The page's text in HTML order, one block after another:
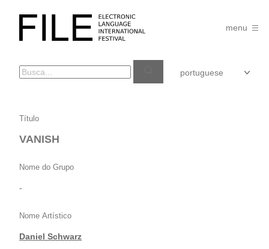
FILE
FESTIVAL
menu
VANISH
Título
VANISH
Nome do Grupo
-
Nome Artístico
Daniel Schwarz